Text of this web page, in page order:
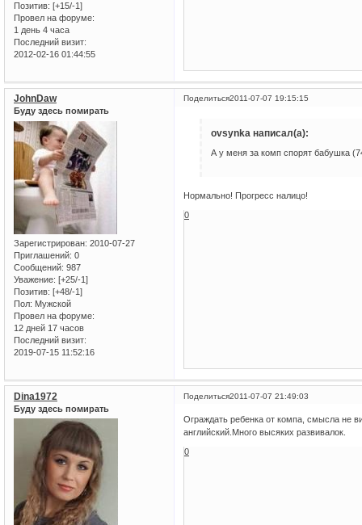
Позитив: [+15/-1]
Провел на форуме:
1 день 4 часа
Последний визит:
2012-02-16 01:44:55
Поделиться2011-07-07 19:15:15
JohnDaw
Буду здесь помирать
Зарегистрирован: 2010-07-27
Приглашений: 0
Сообщений: 987
Уважение: [+25/-1]
Позитив: [+48/-1]
Пол: Мужской
Провел на форуме:
12 дней 17 часов
Последний визит:
2019-07-15 11:52:16
ovsynka написал(а):
А у меня за комп спорят бабушка
Нормально! Прогресс налицо!
0
Поделиться2011-07-07 21:49:03
Dina1972
Буду здесь помирать
Ограждать ребенка от компа, смысла не
английский.Много высяких развивалок.
0